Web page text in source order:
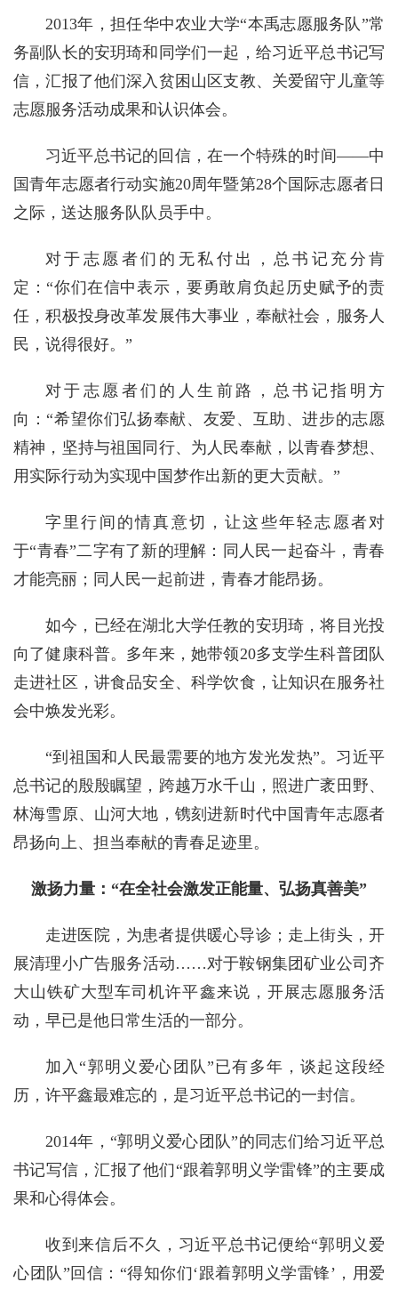
2013年，担任华中农业大学“本禹志愿服务队”常
务副队长的安玥琦和同学们一起，给习近平总书记写
信，汇报了他们深入贫困山区支教、关爱留守儿童等
志愿服务活动成果和认识体会。
习近平总书记的回信，在一个特殊的时间——中
国青年志愿者行动实施20周年暨第28个国际志愿者日
之际，送达服务队队员手中。
对于志愿者们的无私付出，总书记充分肯
定：“你们在信中表示，要勇敢肩负起历史赋予的责
任，积极投身改革发展伟大事业，奉献社会，服务人
民，说得很好。”
对于志愿者们的人生前路，总书记指明方
向：“希望你们弘扬奉献、友爱、互助、进步的志愿
精神，坚持与祖国同行、为人民奉献，以青春梦想、
用实际行动为实现中国梦作出新的更大贡献。”
字里行间的情真意切，让这些年轻志愿者对
于“青春”二字有了新的理解：同人民一起奋斗，青春
才能亮丽；同人民一起前进，青春才能昂扬。
如今，已经在湖北大学任教的安玥琦，将目光投
向了健康科普。多年来，她带领20多支学生科普团队
走进社区，讲食品安全、科学饮食，让知识在服务社
会中焕发光彩。
“到祖国和人民最需要的地方发光发热”。习近平
总书记的殷殷瞩望，跨越万水千山，照进广袤田野、
林海雪原、山河大地，镌刻进新时代中国青年志愿者
昂扬向上、担当奉献的青春足迹里。
激扬力量：“在全社会激发正能量、弘扬真善美”
走进医院，为患者提供暖心导诊；走上街头，开
展清理小广告服务活动……对于鞍钢集团矿业公司齐
大山铁矿大型车司机许平鑫来说，开展志愿服务活
动，早已是他日常生活的一部分。
加入“郭明义爱心团队”已有多年，谈起这段经
历，许平鑫最难忘的，是习近平总书记的一封信。
2014年，“郭明义爱心团队”的同志们给习近平总
书记写信，汇报了他们“跟着郭明义学雷锋”的主要成
果和心得体会。
收到来信后不久，习近平总书记便给“郭明义爱
心团队”回信：“得知你们‘跟着郭明义学雷锋’，用爱